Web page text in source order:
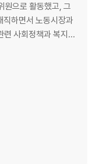
으로 활동했고, 그
직하면서 노동시장과
사회정책과 복지국
생 우생학 사회》는
숨겨진 불평등한 선별
현재 한국고용노사